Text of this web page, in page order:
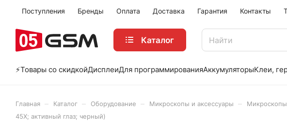
Поступления Бренды Оплата Доставка Гарантия Контакты
Каталог
⚡️Товары со скидкойДисплеиДля программированияАккумуляторыКлеи,
Главная Каталог Оборудование Микроскопы и аксессуары Микроскопы
45X; активный глаз; черный)